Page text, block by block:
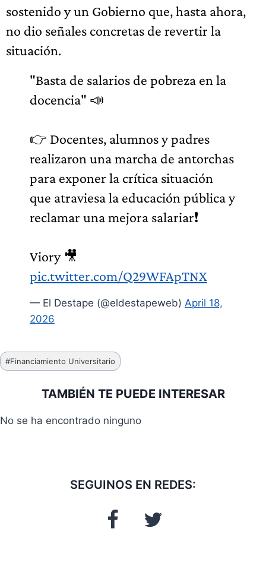
sostenido y un Gobierno que, hasta ahora,
no dio señales concretas de revertir la
situación.
"Basta de salarios de pobreza en la
docencia" 📣
👉 Docentes, alumnos y padres
realizaron una marcha de antorchas
para exponer la crítica situación
que atraviesa la educación pública y
reclamar una mejora salariar❗
Viory 🎥
pic.twitter.com/Q29WFApTNX
— El Destape (@eldestapeweb) April 18,
2026
Etiquetas
de
#Financiamiento Universitario
TAMBIÉN TE PUEDE INTERESAR
No se ha encontrado ninguno
SEGUINOS EN REDES: